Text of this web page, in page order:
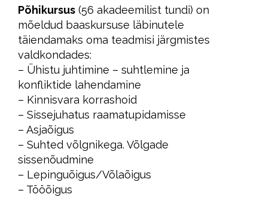
Põhikursus (56 akadeemilist tundi) on
mõeldud baaskursuse läbinutele
täiendamaks oma teadmisi järgmistes
valdkondades:
– Ühistu juhtimine – suhtlemine ja
konfliktide lahendamine
– Kinnisvara korrashoid
– Sissejuhatus raamatupidamisse
– Asjaõigus
– Suhted võlgnikega. Võlgade
sissenõudmine
– Lepinguõigus/Võlaõigus
– Tööõigus